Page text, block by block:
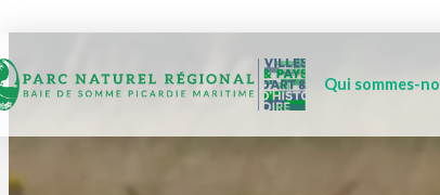
Qui sommes-